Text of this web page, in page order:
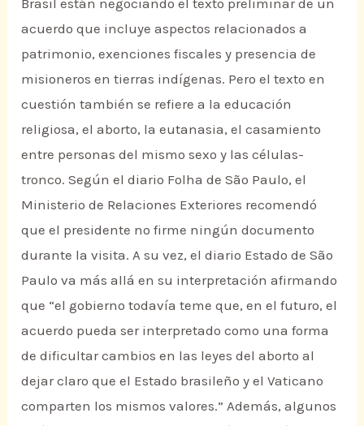
acuerdo que incluye aspectos relacionados a
patrimonio, exenciones fiscales y presencia de
misioneros en tierras indígenas. Pero el texto en
cuestión también se refiere a la educación
religiosa, el aborto, la eutanasia, el casamiento
entre personas del mismo sexo y las células-
tronco. Según el diario Folha de São Paulo, el
Ministerio de Relaciones Exteriores recomendó
que el presidente no firme ningún documento
durante la visita. A su vez, el diario Estado de São
Paulo va más allá en su interpretación afirmando
que “el gobierno todavía teme que, en el futuro, el
acuerdo pueda ser interpretado como una forma
de dificultar cambios en las leyes del aborto al
dejar claro que el Estado brasileño y el Vaticano
comparten los mismos valores.” Además, algunos